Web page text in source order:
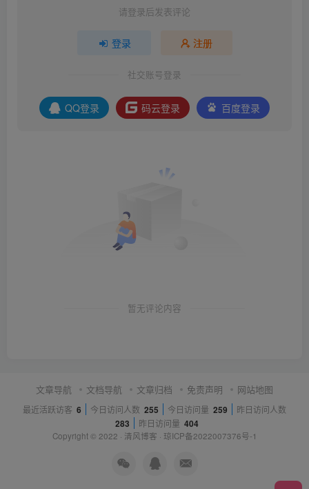
请登录后发表评论
登录 注册
社交账号登录
QQ登录 码云登录 百度登录
暂无评论内容